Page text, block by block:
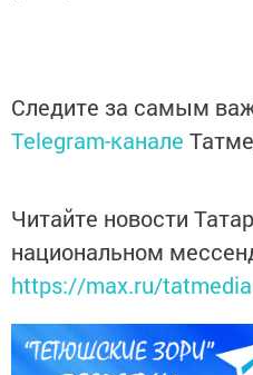
Следите за самым
Telegram-канале
Читайте новости
национальном
https://max.ru/tatmedia